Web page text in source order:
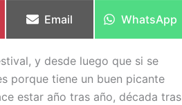
Compartir
Email
Compartir
WhatsApp
y desde luego que si se
porque tiene un buen picante
estar año tras año, década tras